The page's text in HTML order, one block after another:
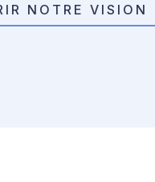
NOTRE VISION